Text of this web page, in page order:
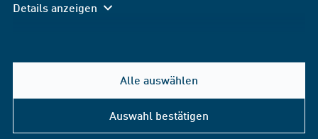
Details anzeigen
Alle auswählen
Auswahl bestätigen